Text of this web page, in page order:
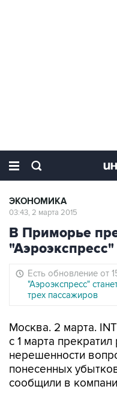
ЭКОНОМИКА
03:43, 2 марта 2015
В Приморье
"Аэроэкспресс"
Есть обновление от
"Аэроэкспресс"
трех пассажиров
Москва. 2 марта.
с 1 марта
нерешенности
понесенных
сообщили в